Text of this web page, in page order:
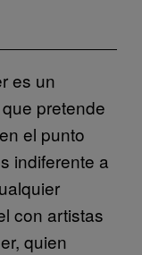
es un
pretende
el punto
indiferente a
con artistas
quien